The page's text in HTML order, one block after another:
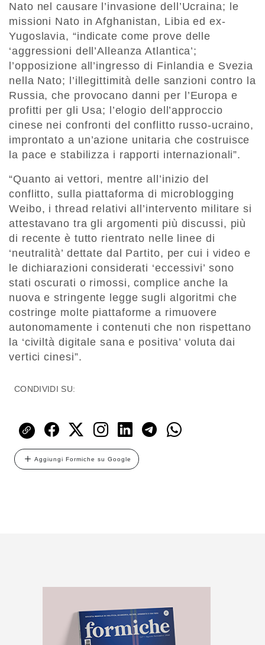
Nato nel causare l’invasione dell’Ucraina; le
missioni Nato in Afghanistan, Libia ed ex-
Yugoslavia, “indicate come prove delle
‘aggressioni dell’Alleanza Atlantica’;
l’opposizione all’ingresso di Finlandia e Svezia
nella Nato; l’illegittimità delle sanzioni contro la
Russia, che provocano danni per l’Europa e
profitti per gli Usa; l’elogio dell’approccio
cinese nei confronti del conflitto russo-ucraino,
improntato a un’azione unitaria che costruisce
la pace e stabilizza i rapporti internazionali”.
“Quanto ai vettori, mentre all’inizio del
conflitto, sulla piattaforma di microblogging
Weibo, i thread relativi all’intervento militare si
attestavano tra gli argomenti più discussi, più
di recente è tutto rientrato nelle linee di
‘neutralità’ dettate dal Partito, per cui i video e
le dichiarazioni considerati ‘eccessivi’ sono
stati oscurati o rimossi, complice anche la
nuova e stringente legge sugli algoritmi che
costringe molte piattaforme a rimuovere
autonomamente i contenuti che non rispettano
la ‘civiltà digitale sana e positiva’ voluta dai
vertici cinesi”.
CONDIVIDI SU:
Aggiungi Formiche su Google